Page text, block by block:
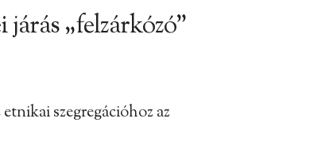
„felzárkózó”
szegregációhoz az